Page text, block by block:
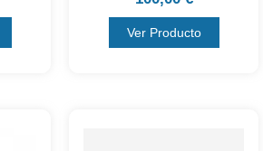
Ver Producto